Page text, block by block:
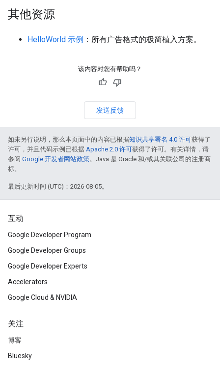
其他资源
HelloWorld 示例 ：所有广告格式的极简植入方案。
该内容对您有帮助吗？
发送反馈
如未另行说明，那么本页面中的内容已根据知识共享署名 4.0 许可获得了
许可，并且代码示例已根据 Apache 2.0 许可获得了许可。有关详情，请
参阅 Google 开发者网站政策。Java 是 Oracle 和/或其关联公司的注册商
标。
最后更新时间 (UTC)：2026-08-05。
互动
Google Developer Program
Google Developer Groups
Google Developer Experts
Accelerators
Google Cloud & NVIDIA
关注
博客
Bluesky